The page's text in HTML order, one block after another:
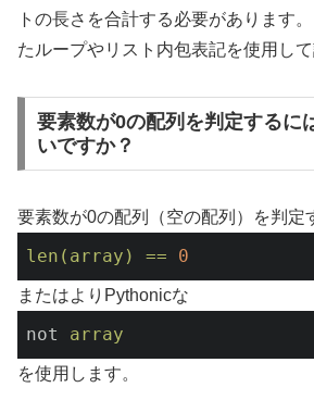
トの長さを合計する必要があります
たループやリスト内包表記を使用して
要素数が0の配列を判定するに
いですか？
要素数が0の配列（空の配列）を判定
len(array) == 0
またはよりPythonicな
not array
を使用します。